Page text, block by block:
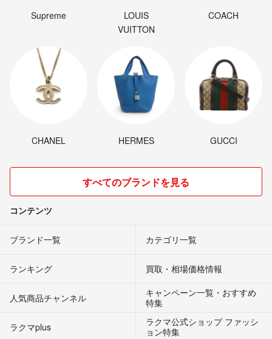
Supreme
LOUIS
VUITTON
COACH
CHANEL HERMES GUCCI
すべてのブランドを見る
コンテンツ
ブランド一覧 カテゴリ一覧
ランキング 買取・相場価格情報
人気商品チャンネル
キャンペーン一覧・おすすめ
特集
ラクマplus
ラクマ公式ショップ ファッシ
ョン特集